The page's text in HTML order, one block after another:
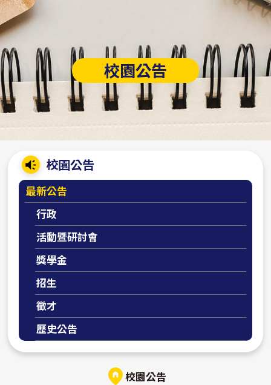
校園公告
校園公告
最新公告
行政
活動暨研討會
獎學金
招生
徵才
歷史公告
校園公告